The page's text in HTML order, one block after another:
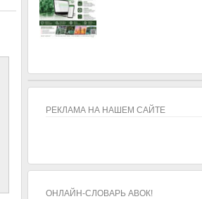
РЕКЛАМА НА НАШЕМ САЙТЕ
ОНЛАЙН-СЛОВАРЬ АВОК!